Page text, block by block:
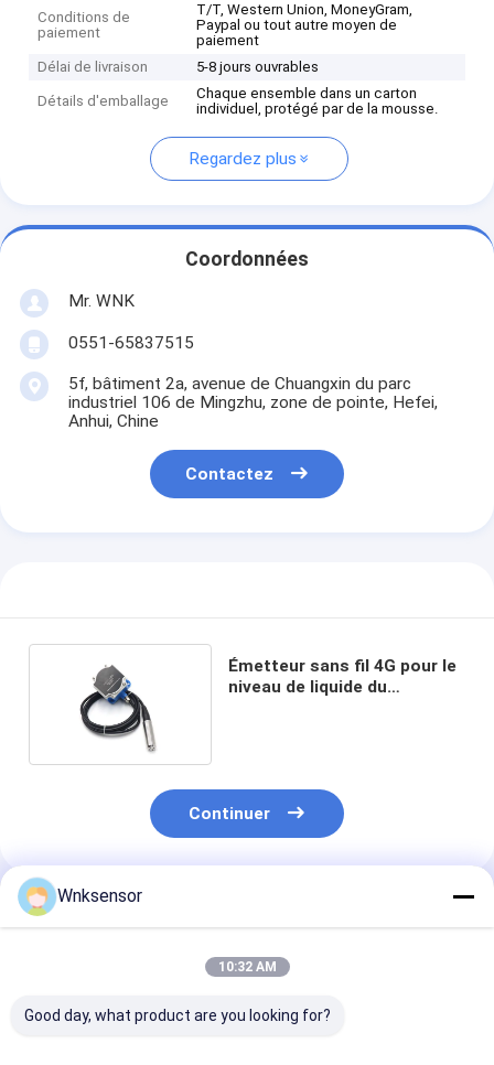
Conditions de
paiement
T/T, Western Union, MoneyGram,
Paypal ou tout autre moyen de
paiement
Délai de livraison
5-8 jours ouvrables
Détails d'emballage
Chaque ensemble dans un carton
individuel, protégé par de la mousse.
Regardez plus
Coordonnées
Mr. WNK
0551-65837515
5f, bâtiment 2a, avenue de Chuangxin du parc
industriel 106 de Mingzhu, zone de pointe, Hefei,
Anhui, Chine
Contactez
Émetteur sans fil 4G pour le
niveau de liquide du
Continuer
Produits Recommandés
Wnksensor
10:32 AM
Good day, what product are you looking for?